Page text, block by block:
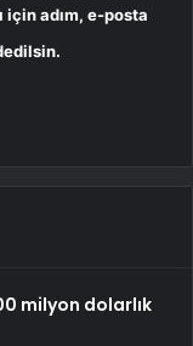
için adım, e-posta
milyon dolarlık